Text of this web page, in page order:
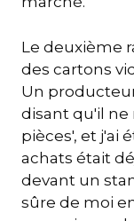
Le deuxième
des cartons
Un
disant qu'il ne
pièces', et j'ai
achats était
devant un
sûre de moi